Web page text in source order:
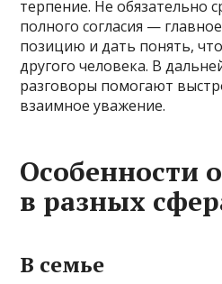
терпение. Не обязательно
полного согласия —
позицию и дать понять,
другого человека. В
разговоры помогают
взаимное уважение.
Особенности
в разных
В семье